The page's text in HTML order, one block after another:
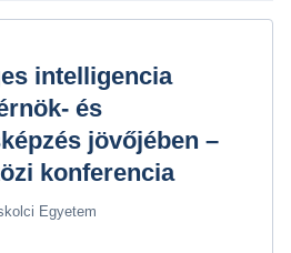
intelligencia
és
jövőjében –
konferencia
Egyetem